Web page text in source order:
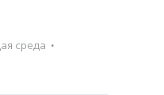
среда ·